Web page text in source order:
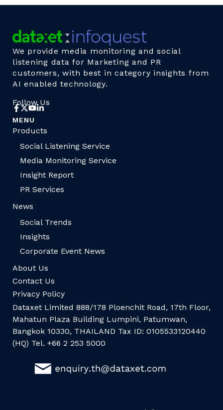
We provide media monitoring and social
listening data for Marketing and PR
customers, with best in category insights from
AI enabled technology.
Follow Us
MENU
Products
Social Listening Service
Media Monitoring Service
Insight Report
PR Services
News
Social Trends
Insights
Corporate Event News
About Us
Contact Us
Privacy Policy
Dataxet Limited 888/178 Ploenchit Road, 17th Floor,
Mahatun Plaza Building Lumpini, Patumwan,
Bangkok 10330, THAILAND Tax ID: 0105533120440
(HQ) Tel. +66 2 253 5000